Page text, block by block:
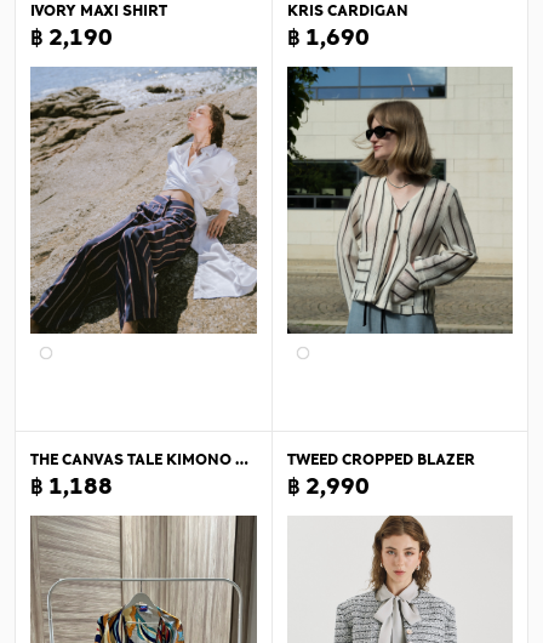
IVORY MAXI SHIRT
฿ 2,190
KRIS CARDIGAN
฿ 1,690
THE CANVAS TALE KIMONO BLAZER
฿ 1,188
TWEED CROPPED BLAZER
฿ 2,990